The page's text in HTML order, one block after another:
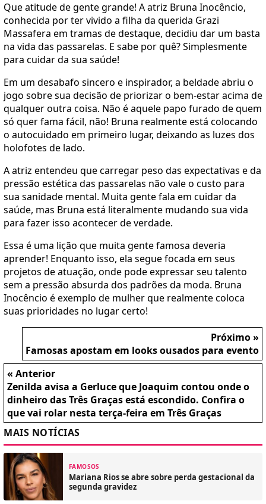
Que atitude de gente grande! A atriz Bruna Inocêncio,
conhecida por ter vivido a filha da querida Grazi
Massafera em tramas de destaque, decidiu dar um basta
na vida das passarelas. E sabe por quê? Simplesmente
para cuidar da sua saúde!
Em um desabafo sincero e inspirador, a beldade abriu o
jogo sobre sua decisão de priorizar o bem-estar acima de
qualquer outra coisa. Não é aquele papo furado de quem
só quer fama fácil, não! Bruna realmente está colocando
o autocuidado em primeiro lugar, deixando as luzes dos
holofotes de lado.
A atriz entendeu que carregar peso das expectativas e da
pressão estética das passarelas não vale o custo para
sua sanidade mental. Muita gente fala em cuidar da
saúde, mas Bruna está literalmente mudando sua vida
para fazer isso acontecer de verdade.
Essa é uma lição que muita gente famosa deveria
aprender! Enquanto isso, ela segue focada em seus
projetos de atuação, onde pode expressar seu talento
sem a pressão absurda dos padrões da moda. Bruna
Inocêncio é exemplo de mulher que realmente coloca
suas prioridades no lugar certo!
Próximo »
Famosas apostam em looks ousados para evento
« Anterior
Zenilda avisa a Gerluce que Joaquim contou onde o
dinheiro das Três Graças está escondido. Confira o
que vai rolar nesta terça-feira em Três Graças
MAIS NOTÍCIAS
FAMOSOS
Mariana Rios se abre sobre perda gestacional da
segunda gravidez